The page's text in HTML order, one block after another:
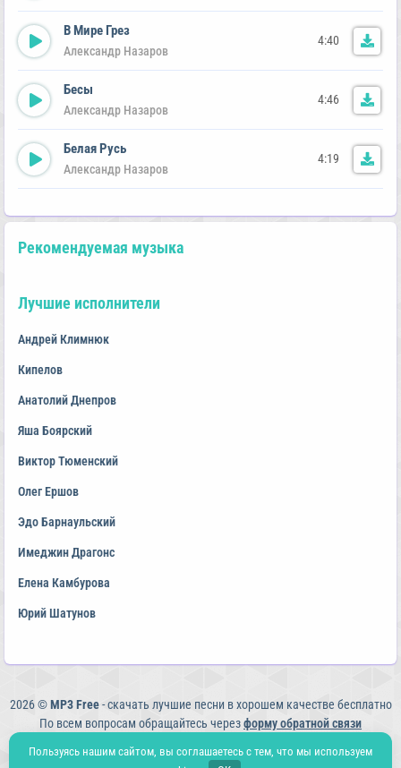
В Мире Грез
Александр Назаров
4:40
Бесы
Александр Назаров
4:46
Белая Русь
Александр Назаров
4:19
Рекомендуемая музыка
Лучшие исполнители
Андрей Климнюк
Кипелов
Анатолий Днепров
Яша Боярский
Виктор Тюменский
Олег Ершов
Эдо Барнаульский
Имеджин Драгонс
Елена Камбурова
Юрий Шатунов
2026 ©MP3 Free- скачать лучшие песни в хорошем качестве бесплатно
По всем вопросам обращайтесь черезформу обратной связи
Пользуясь нашим сайтом, вы соглашаетесь с тем, что мы используем